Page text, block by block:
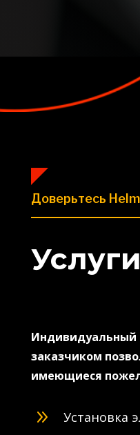
Доверьтесь
Услуги
Индивидуальный
заказчиком
имеющиеся
9 Установка